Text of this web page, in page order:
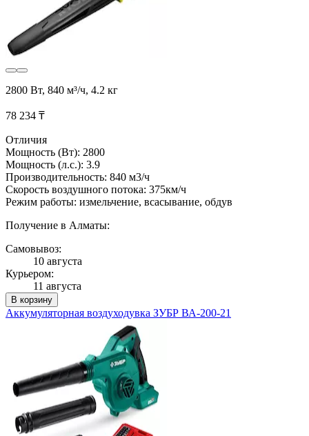
2800 Вт, 840 м³/ч, 4.2 кг
78 234 ₸
Отличия
Мощность (Вт): 2800
Мощность (л.с.): 3.9
Производительность: 840 м3/ч
Скорость воздушного потока: 375км/ч
Режим работы: измельчение, всасывание, обдув
Получение в Алматы:
Самовывоз:
10 августа
Курьером:
11 августа
В корзину
Аккумуляторная воздуходувка ЗУБР ВА-200-21